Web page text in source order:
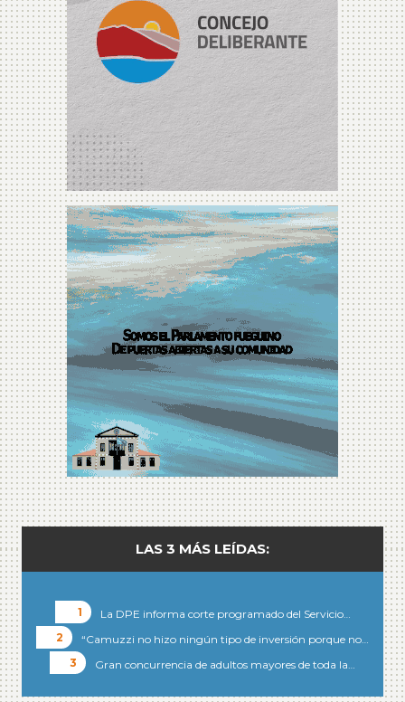
LAS 3 MÁS LEÍDAS:
La DPE informa corte programado del Servicio…
“Camuzzi no hizo ningún tipo de inversión porque no…
Gran concurrencia de adultos mayores de toda la…